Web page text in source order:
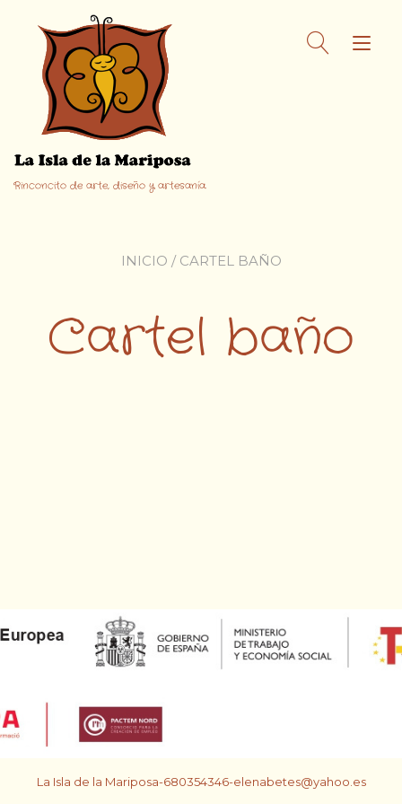
contenido
Rinconcito de arte, diseño y artesanía.
INICIO / CARTEL BAÑO
Cartel baño
La Isla de la Mariposa-680354346-elenabetes@yahoo.es